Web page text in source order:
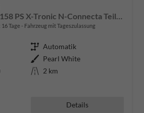
16 Tage Fahrzeug mit Tageszulassung
Getriebe Automatik
Außenfarbe Pearl White
Kilometerstand 2 km
Details